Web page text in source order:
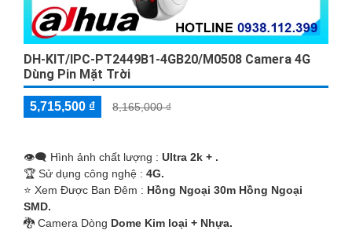
DH-KIT/IPC-PT2449B1-4GB20/M0508 Camera 4G
Dùng Pin Mặt Trời
5,715,500 ₫ 8,165,000 ₫
👁️‍🗨 Hình ảnh chất lượng : Ultra 2k + .
🏆 Sử dụng công nghệ : 4G.
⭐ Xem Được Ban Đêm : Hồng Ngoại 30m Hồng Ngoại
SMD.
🐉️ Camera Dòng Dome Kim loại + Nhựa.